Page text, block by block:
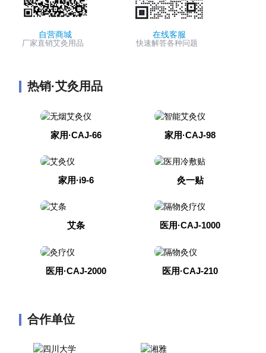
自营商城
厂家直销艾灸用品
在线客服
快速解答各种问题
热销·艾灸用品
家用·CAJ-66 家用·CAJ-98
家用·i9-6 灸一贴
艾条 医用·CAJ-1000
医用·CAJ-2000 医用·CAJ-210
合作单位